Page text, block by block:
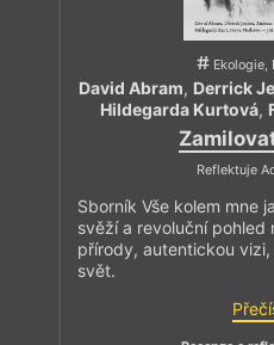
Ekologie,
David Abram, Derrick
Hildegarda Kurtová,
Reflektuje
Sborník Vše kolem mne
svěží a revoluční pohled
přírody, autentickou
svět.